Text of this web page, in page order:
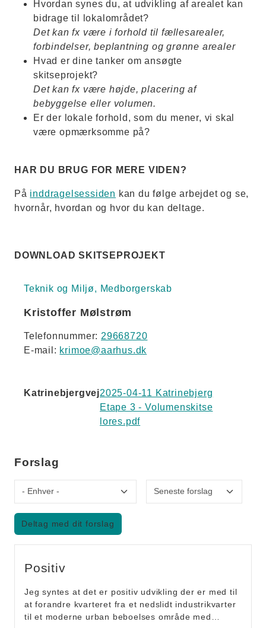
Hvordan synes du, at udvikling af arealet kan
bidrage til lokalområdet?
Det kan fx være i forhold til fællesarealer,
forbindelser, beplantning og grønne arealer
Hvad er dine tanker om ansøgte
skitseprojekt?
Det kan fx være højde, placering af
bebyggelse eller volumen.
Er der lokale forhold, som du mener, vi skal
være opmærksomme på?
HAR DU BRUG FOR MERE VIDEN?
På inddragelsessiden kan du følge arbejdet og se,
hvornår, hvordan og hvor du kan deltage.
DOWNLOAD SKITSEPROJEKT
Teknik og Miljø, Medborgerskab
Kristoffer Mølstrøm
Telefonnummer: 29668720
E-mail: krimoe@aarhus.dk
2025-04-11 Katrinebjerg
Etape 3 - Volumenskitse
lores.pdf
Katrinebjergvej
Forslag
Deltag med dit forslag
Positiv
Jeg syntes at det er positiv udvikling der er med til
at forandre kvarteret fra et nedslidt industrikvarter
til et moderne urban beboelses område med